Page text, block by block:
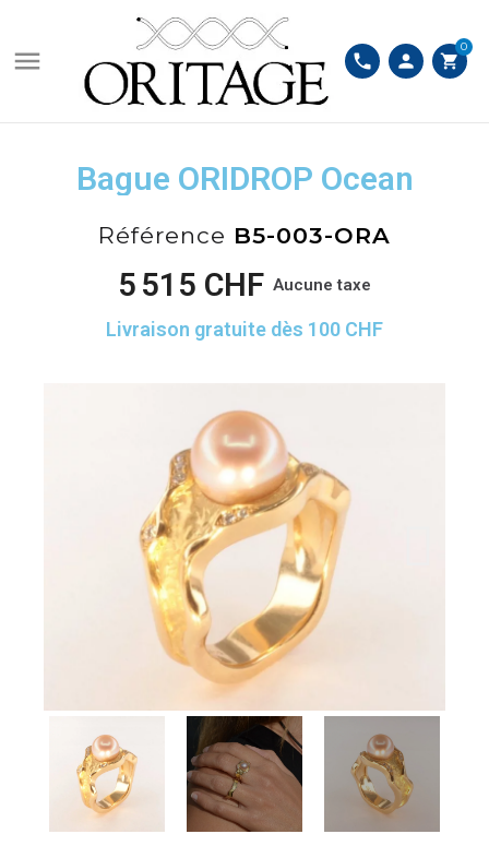
 phone person shopping_cart
0
Bague ORIDROP Ocean
Référence B5-003-ORA
5 515 CHF Aucune taxe
Livraison gratuite dès 100 CHF